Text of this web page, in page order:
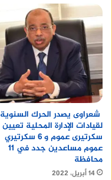
شعراوى يصدر الحرك السنوية
سكرتيرى عموم و 6 سكرتيري
عموم مساعدين جدد في 11
محافظة
14 أبريل، 2022